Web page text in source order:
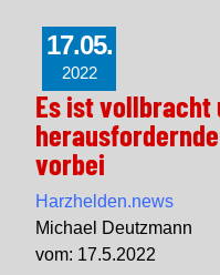
17.05.
2022
Es ist vollbracht
vorbei
Harzhelden.news
Michael Deutzmann
vom: 17.5.2022